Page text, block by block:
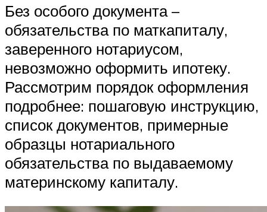
Без особого документа –
обязательства по маткапиталу,
заверенного нотариусом,
невозможно оформить ипотеку.
Рассмотрим порядок оформления
подробнее: пошаговую инструкцию,
список документов, примерные
образцы нотариального
обязательства по выдаваемому
материнскому капиталу.